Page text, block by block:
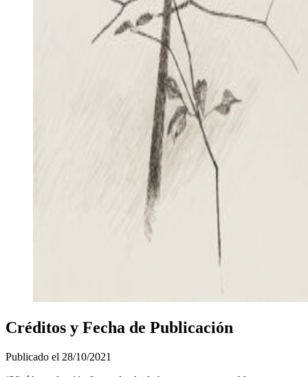
Créditos y Fecha de Publicación
Publicado el 28/10/2021